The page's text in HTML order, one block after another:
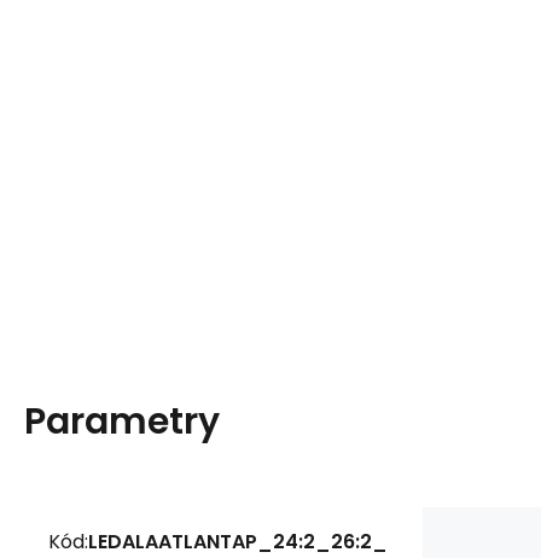
Parametry
Kód:LEDALAATLANTAP_24:2_26:2_